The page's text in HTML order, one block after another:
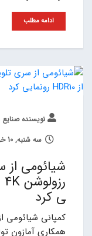
ادامه مطلب
نویسنده
سه شنبه, 10 خرداد 1401, ساعت 14:49
ی کرد
همکاری آمازون